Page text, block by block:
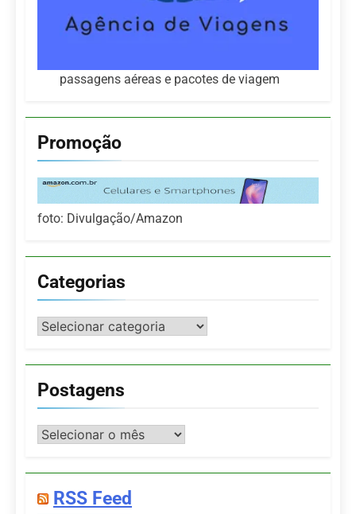
passagens aéreas e pacotes de viagem
Promoção
foto: Divulgação/Amazon
Categorias
Categorias
Postagens
Postagens
RSS Feed